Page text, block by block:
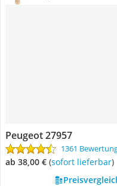
Peugeot 27957
1361
ab 38,00 € ( Sofort lieferbar)